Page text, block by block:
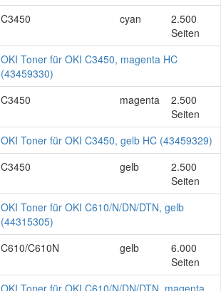
C3450
cyan
2.500
Seiten
OKI Toner für OKI C3450, magenta HC
(43459330)
C3450
magenta
2.500
Seiten
OKI Toner für OKI C3450, gelb HC (43459329)
C3450
gelb
2.500
Seiten
OKI Toner für OKI C610/N/DN/DTN, gelb
(44315305)
C610/C610N
gelb
6.000
Seiten
OKI Toner für OKI C610/N/DN/DTN, magenta